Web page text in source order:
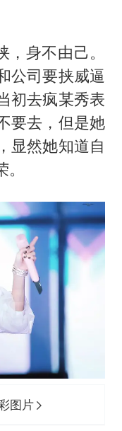
身不由己。
公司要挟威逼
初去疯某秀表
要去，但是她
显然她知道自
图片